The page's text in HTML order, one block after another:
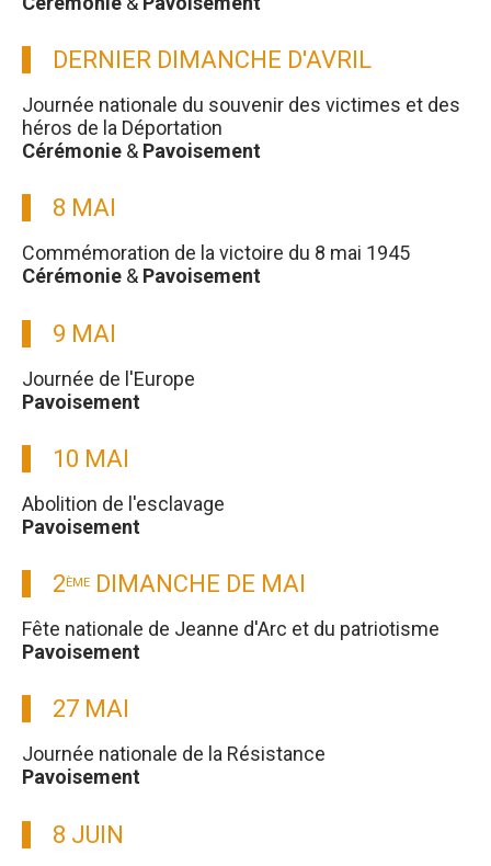
DERNIER DIMANCHE D'AVRIL
Journée nationale du souvenir des victimes et des
héros de la Déportation
Cérémonie & Pavoisement
8 MAI
Commémoration de la victoire du 8 mai 1945
Cérémonie & Pavoisement
9 MAI
Journée de l'Europe
Pavoisement
10 MAI
Abolition de l'esclavage
Pavoisement
2ÈME DIMANCHE DE MAI
Fête nationale de Jeanne d'Arc et du patriotisme
Pavoisement
27 MAI
Journée nationale de la Résistance
Pavoisement
8 JUIN